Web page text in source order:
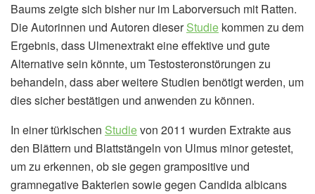
Baums zeigte sich bisher nur im Laborversuch mit Ratten.
Die Autorinnen und Autoren dieserStudie kommen zu dem
Ergebnis, dass Ulmenextrakt eine effektive und gute
Alternative sein könnte, um Testosteronstörungen zu
behandeln, dass aber weitere Studien benötigt werden, um
dies sicher bestätigen und anwenden zu können.
In einer türkischen Studievon 2011 wurden Extrakte aus
den Blättern und Blattstängeln von Ulmus minor getestet,
um zu erkennen, ob sie gegen grampositive und
gramnegative Bakterien sowie gegen Candida albicans